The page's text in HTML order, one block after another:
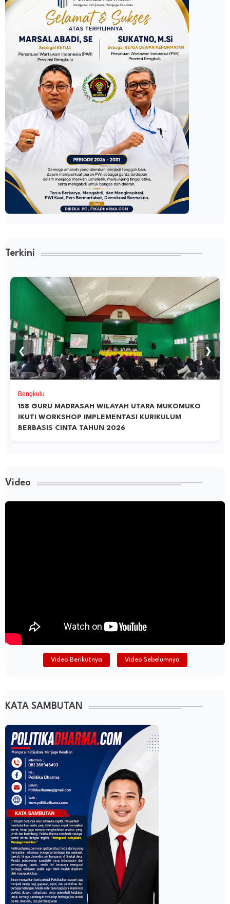
Terkini
Bengkulu
158 GURU MADRASAH WILAYAH UTARA MUKOMUKO
IKUTI WORKSHOP IMPLEMENTASI KURIKULUM
BERBASIS CINTA TAHUN 2026
❮ ❯
Video
Video Berikutnya Video Sebelumnya
KATA SAMBUTAN